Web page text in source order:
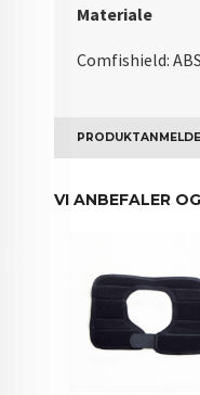
Materiale
Comfishield:
VI ANBEFALER